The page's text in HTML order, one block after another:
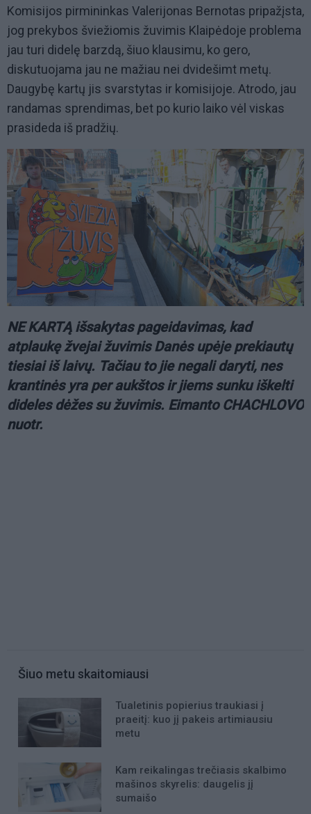
Komisijos pirmininkas Valerijonas Bernotas pripažįsta,
jog prekybos šviežiomis žuvimis Klaipėdoje problema
jau turi didelę barzdą, šiuo klausimu, ko gero,
diskutuojama jau ne mažiau nei dvidešimt metų.
Daugybę kartų jis svarstytas ir komisijoje. Atrodo, jau
randamas sprendimas, bet po kurio laiko vėl viskas
prasideda iš pradžių.
NE KARTĄ išsakytas pageidavimas, kad
atplaukę žvejai žuvimis Danės upėje prekiautų
tiesiai iš laivų. Tačiau to jie negali daryti, nes
krantinės yra per aukštos ir jiems sunku iškelti
dideles dėžes su žuvimis. Eimanto CHACHLOVO
nuotr.
Šiuo metu skaitomiausi
Tualetinis popierius traukiasi į
praeitį: kuo jį pakeis artimiausiu
metu
Kam reikalingas trečiasis skalbimo
mašinos skyrelis: daugelis jį
sumaišo